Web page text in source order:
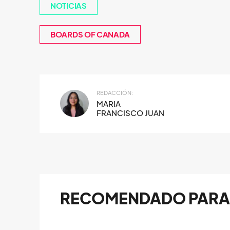
NOTICIAS
BOARDS OF CANADA
REDACCIÓN:
MARIA
FRANCISCO JUAN
RECOMENDADO